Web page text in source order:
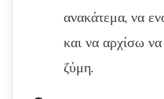
ανακάτεμα, να
και να αρχίσω
ζύμη.